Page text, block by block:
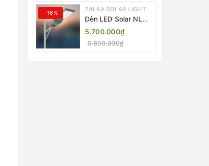
- 16% ZALAA SOLAR LIGHT
Đèn LED Solar NLMT
Liền Thể ZKC-TG
25W All in One |
ZALAA Street Light
5.700.000₫
6.800.000₫